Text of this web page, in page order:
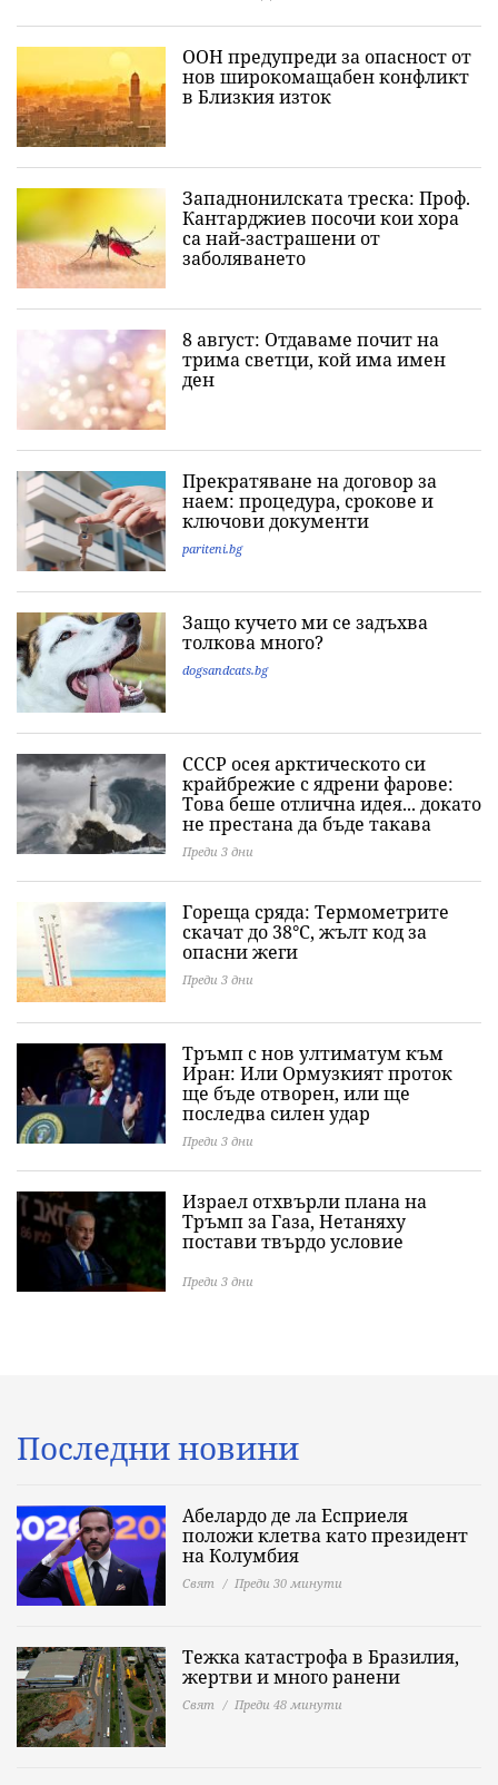
ООН предупреди за опасност от
нов широкомащабен конфликт
в Близкия изток
Западнонилската треска: Проф.
Кантарджиев посочи кои хора
са най-застрашени от
заболяването
8 август: Отдаваме почит на
трима светци, кой има имен
ден
Прекратяване на договор за
наем: процедура, срокове и
ключови документи
pariteni.bg
Защо кучето ми се задъхва
толкова много?
dogsandcats.bg
СССР осея арктическото си
крайбрежие с ядрени фарове:
Това беше отлична идея... докато
не престана да бъде такава
Преди 3 дни
Гореща сряда: Термометрите
скачат до 38°C, жълт код за
опасни жеги
Преди 3 дни
Тръмп с нов ултиматум към
Иран: Или Ормузкият проток
ще бъде отворен, или ще
последва силен удар
Преди 3 дни
Израел отхвърли плана на
Тръмп за Газа, Нетаняху
постави твърдо условие
Преди 3 дни
Последни новини
Абелардо де ла Есприеля
положи клетва като президент
на Колумбия
Свят Преди 30 минути
Тежка катастрофа в Бразилия,
жертви и много ранени
Свят Преди 48 минути